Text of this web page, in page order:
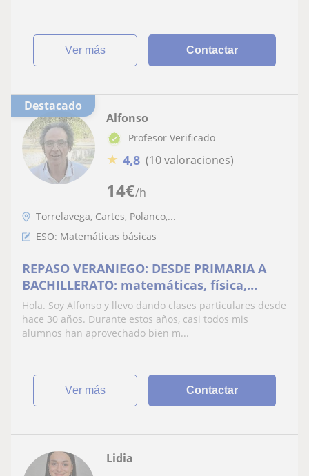
ver más Contactar
Destacado
14€/h
Alfonso
Profesor Verificado
★ 4,8 (10 valoraciones)
Torrelavega, Cartes, Polanco,...
ESO: Matemáticas básicas
REPASO VERANIEGO: DESDE PRIMARIA A
BACHILLERATO: matemáticas, física,
química, lengua, inglés
Hola. Soy Alfonso y llevo dando clases particulares desde
hace 30 años. Durante estos años, casi todos mis
alumnos han aprovechado bien m...
ver más Contactar
Lidia